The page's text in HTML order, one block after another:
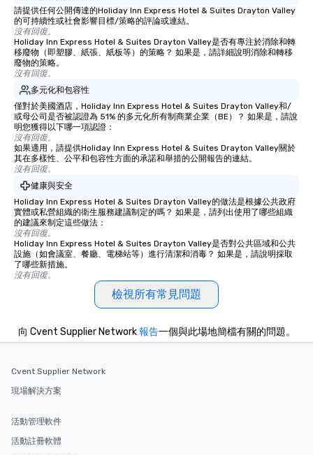
請提供任何公開傳達的Holiday Inn Express Hotel & Suites Drayton Valley
的可持續性或社會影響目標/策略的評論或連結。
沒有回復。
Holiday Inn Express Hotel & Suites Drayton Valley是否有專注於消除和轉
移廢物（即塑膠、紙張、紙板等）的策略？ 如果是，請詳細說明消除和轉移
廢物的策略。
沒有回復。
多元化和包容性
僅對於美國酒店，Holiday Inn Express Hotel & Suites Drayton Valley和/
或母公司是否被認證為 51% 的多元化所有制商業企業（BE）？ 如果是，請說
明您獲得以下哪一項認證：
沒有回復。
如果適用，請提供Holiday Inn Express Hotel & Suites Drayton Valley關於
其在多樣性、公平和包容性方面的承諾和舉措的公開報告的連結。
沒有回復。
健康與安全
Holiday Inn Express Hotel & Suites Drayton Valley的做法是根據公共政府
實體或私營組織的衛生服務建議制定的嗎？ 如果是，請列出使用了哪些組織
的建議來制定這些做法：
沒有回復。
Holiday Inn Express Hotel & Suites Drayton Valley是否對公共區域和公共
設施（如會議室、餐廳、電梯站等）進行清潔和消毒？ 如果是，請說明採取
了哪些新措施。
沒有回復。
檢視所有常見問題
向 Cvent Supplier Network報告一個與此場地簡檔有關的問題。
Cvent Supplier Network
現場解決方案
活動管理軟件
活動註冊軟體